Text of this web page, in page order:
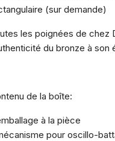
(sur demande)
les poignées de chez
du bronze à
de la boîte:
à la pièce
pour oscillo-